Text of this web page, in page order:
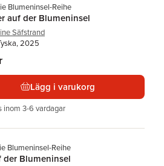
Blumeninsel-Reihe
auf der Blumeninsel
Säfstrand
2025
Lägg i varukorg
inom 3-6 vardagar
Blumeninsel-Reihe
der Blumeninsel